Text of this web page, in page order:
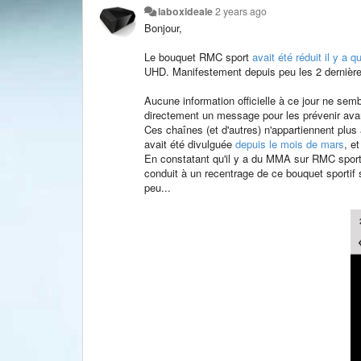
laboxideale2 years ago
Bonjour,
Le bouquet RMC sport avait été réduit il y a
UHD. Manifestement depuis peu les 2
Aucune information officielle à ce jour ne
directement un message pour les prévenir
Ces chaînes (et d'autres) n'appartiennent
avait été divulguée depuis le mois de mars,
En constatant qu'il y a du MMA sur RMC
conduit à un recentrage de ce bouquet
peu...